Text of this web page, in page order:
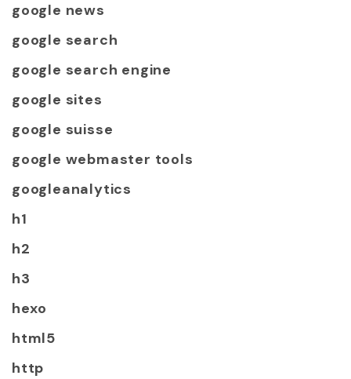
google news
google search
google search engine
google sites
google suisse
google webmaster tools
googleanalytics
h1
h2
h3
hexo
html5
http